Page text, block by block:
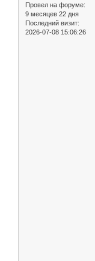
Провел на форуме:
9 месяцев 22 дня
Последний визит:
2026-07-08 15:06:26